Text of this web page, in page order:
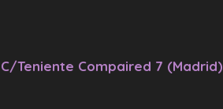
C/Teniente Compaired 7 (Madrid)